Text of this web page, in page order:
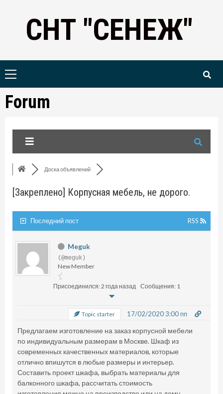
contentСНТ "СЕНЕЖ"
Primary
Forum
Доска объявлений
[Закреплено] Корпусная мебель, не дорого.
Последний пост RSS
Meguk
(@meguk)
New Member
Присоединился: 2 года назад Сообщения: 1
Topic starter 17/02/2020 3:00 пп
Предлагаем изготовление на заказ корпусной мебели
по индивидуальным размерам в Москве. Шкаф из
современных качественных материалов, которые
отлично впишутся в любые размеры и интерьер.
Составить проект шкафа, выбрать материалы для
балконного шкафа, рассчитать стоимость